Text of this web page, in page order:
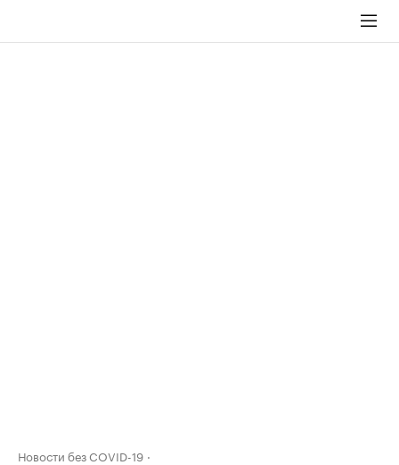
Новости без COVID-19